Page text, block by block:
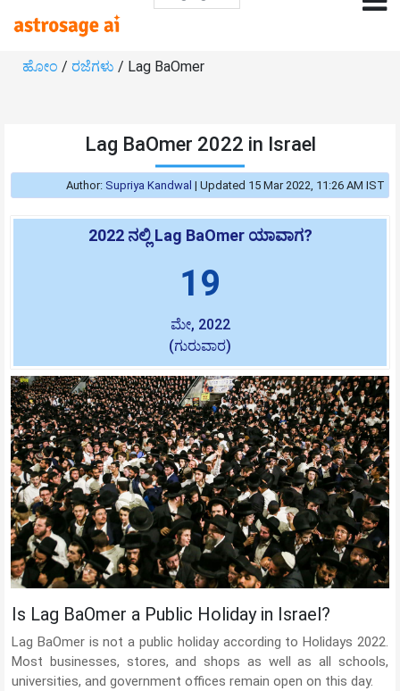
ಹೋಂ / ರಜೆಗಳು / Lag BaOmer
Lag BaOmer 2022 in Israel
Author: Supriya Kandwal | Updated 15 Mar 2022, 11:26 AM IST
2022 ನಲ್ಲಿ Lag BaOmer ಯಾವಾಗ?
19
ಮೇ, 2022
(ಗುರುವಾರ)
Is Lag BaOmer a Public Holiday in Israel?
Lag BaOmer is not a public holiday according to Holidays 2022.
Most businesses, stores, and shops as well as all schools,
universities, and government offices remain open on this day.